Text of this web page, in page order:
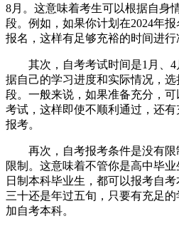
8月。这意味着考生可以根据自身
段。例如，如果你计划在2024年
报名，这样有足够充裕的时间进行
其次，自考考试时间是1月、4
据自己的学习进度和实际情况，
段。一般来说，如果准备充分，
考试，这样即使不顺利通过，还
报考。
再次，自考报考条件是没有限
限制。这意味着不管你是高中毕
日制本科毕业生，都可以报考自
三十还是年过五旬，只要有充足
加自考本科。